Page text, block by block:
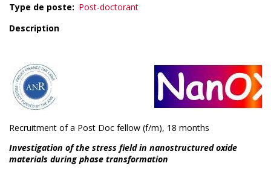
Type de poste
Post-doctorant
Description
Recruitment of a Post Doc fellow (f/m), 18 months
Investigation of the stress field in nanostructured oxide
materials during phase transformation